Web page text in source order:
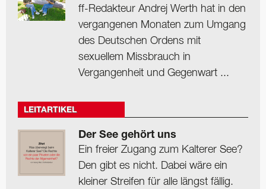
ff-Redakteur Andrej Werth hat in den
vergangenen Monaten zum Umgang
des Deutschen Ordens mit
sexuellem Missbrauch in
Vergangenheit und Gegenwart ...
LEITARTIKEL
Der See gehört uns
Ein freier Zugang zum Kalterer See?
Den gibt es nicht. Dabei wäre ein
kleiner Streifen für alle längst fällig.